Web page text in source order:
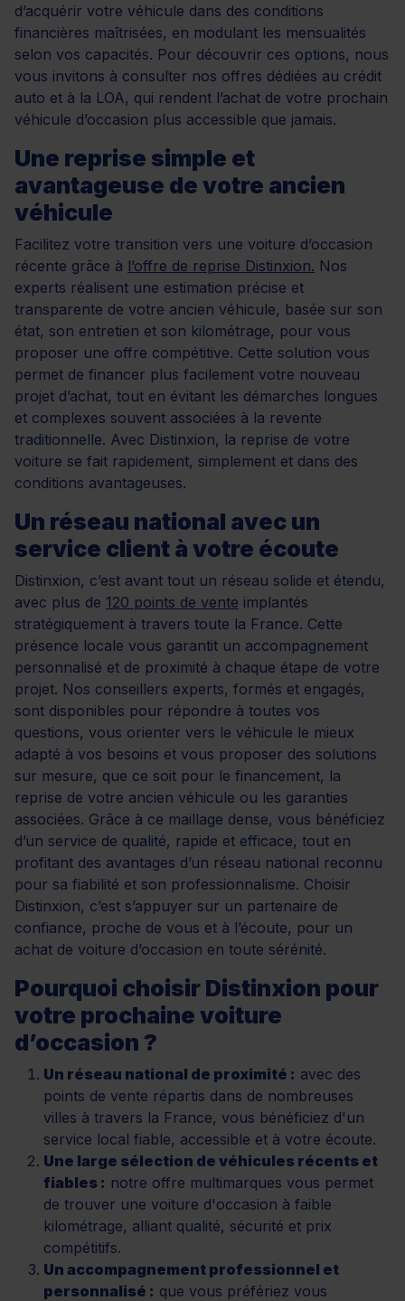
d’acquérir votre véhicule dans des conditions
financières maîtrisées, en modulant les mensualités
selon vos capacités. Pour découvrir ces options, nous
vous invitons à consulter nos offres dédiées au crédit
auto et à la LOA, qui rendent l’achat de votre prochain
véhicule d’occasion plus accessible que jamais.
Une reprise simple et
avantageuse de votre ancien
véhicule
Facilitez votre transition vers une voiture d’occasion
récente grâce à l’offre de reprise Distinxion. Nos
experts réalisent une estimation précise et
transparente de votre ancien véhicule, basée sur son
état, son entretien et son kilométrage, pour vous
proposer une offre compétitive. Cette solution vous
permet de financer plus facilement votre nouveau
projet d’achat, tout en évitant les démarches longues
et complexes souvent associées à la revente
traditionnelle. Avec Distinxion, la reprise de votre
voiture se fait rapidement, simplement et dans des
conditions avantageuses.
Un réseau national avec un
service client à votre écoute
Distinxion, c’est avant tout un réseau solide et étendu,
avec plus de 120 points de vente implantés
stratégiquement à travers toute la France. Cette
présence locale vous garantit un accompagnement
personnalisé et de proximité à chaque étape de votre
projet. Nos conseillers experts, formés et engagés,
sont disponibles pour répondre à toutes vos
questions, vous orienter vers le véhicule le mieux
adapté à vos besoins et vous proposer des solutions
sur mesure, que ce soit pour le financement, la
reprise de votre ancien véhicule ou les garanties
associées. Grâce à ce maillage dense, vous bénéficiez
d’un service de qualité, rapide et efficace, tout en
profitant des avantages d’un réseau national reconnu
pour sa fiabilité et son professionnalisme. Choisir
Distinxion, c’est s’appuyer sur un partenaire de
confiance, proche de vous et à l’écoute, pour un
achat de voiture d’occasion en toute sérénité.
Pourquoi choisir Distinxion pour
votre prochaine voiture
d’occasion ?
Un réseau national de proximité : avec des
points de vente répartis dans de nombreuses
villes à travers la France, vous bénéficiez d'un
service local fiable, accessible et à votre écoute.
Une large sélection de véhicules récents et
fiables : notre offre multimarques vous permet
de trouver une voiture d'occasion à faible
kilométrage, alliant qualité, sécurité et prix
compétitifs.
Un accompagnement professionnel et
personnalisé : que vous préfériez vous